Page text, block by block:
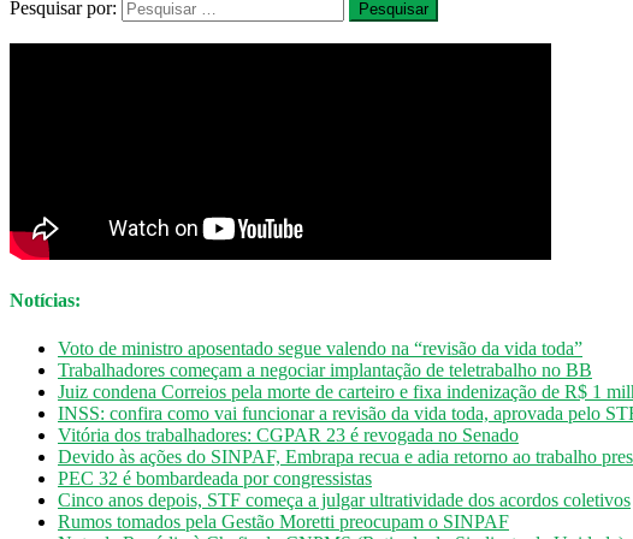
Pesquisar por:
Notícias:
Voto de ministro aposentado segue valendo na “revisão da vida toda”
Trabalhadores começam a negociar implantação de teletrabalho no BB
Juiz condena Correios pela morte de carteiro e fixa indenização de R$ 1
INSS: confira como vai funcionar a revisão da vida toda, aprovada pelo
Vitória dos trabalhadores: CGPAR 23 é revogada no Senado
Devido às ações do SINPAF, Embrapa recua e adia retorno ao trabalho
PEC 32 é bombardeada por congressistas
Cinco anos depois, STF começa a julgar ultratividade dos acordos coletivos
Rumos tomados pela Gestão Moretti preocupam o SINPAF